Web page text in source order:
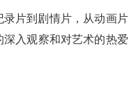
片到剧情片，从动画片
入观察和对艺术的热爱